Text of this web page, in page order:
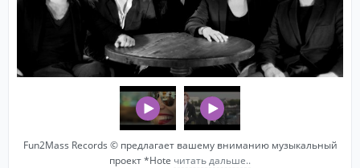
Fun2Mass Records © предлагает вашему вниманию музыкальный
проект *Hote читать дальше..